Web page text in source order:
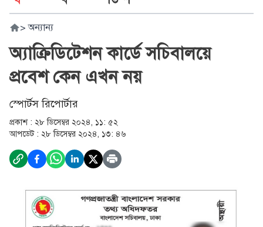
> অন্যান্য
অ্যাক্রিডিটেশন কার্ডে সচিবালয়ে
প্রবেশ কেন এখন নয়
স্পোর্টস রিপোর্টার
প্রকাশ : ২৮ ডিসেম্বর ২০২৪, ১১: ৫২
আপডেট : ২৮ ডিসেম্বর ২০২৪, ১৩: ৪৬